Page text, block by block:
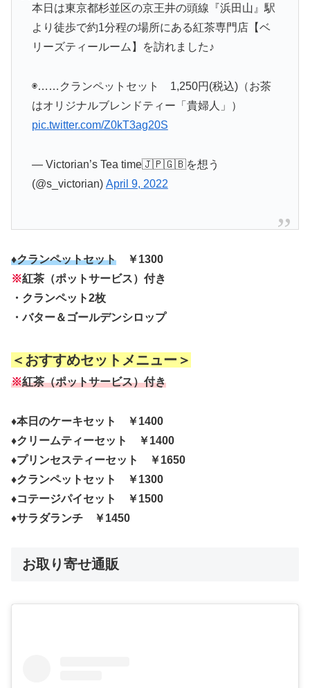
本日は東京都杉並区の京王井の頭線『浜田山』駅
より徒歩で約1分程の場所にある紅茶専門店【ベ
リーズティールーム】を訪れました♪
◉……クランペットセット 1,250円(税込)（お茶
はオリジナルブレンドティー「貴婦人」）
pic.twitter.com/Z0kT3ag20S
— Victorian’s Tea time🇯🇵🇬🇧を想う
(@s_victorian) April 9, 2022
♦クランペットセット ￥1300
※紅茶（ポットサービス）付き
・クランペット2枚
・バター＆ゴールデンシロップ
＜おすすめセットメニュー＞
※紅茶（ポットサービス）付き
♦本日のケーキセット ￥1400
♦クリームティーセット ￥1400
♦プリンセスティーセット ￥1650
♦クランペットセット ￥1300
♦コテージパイセット ￥1500
♦サラダランチ ￥1450
お取り寄せ通販